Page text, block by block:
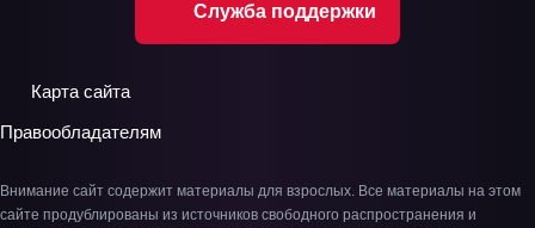
Служба поддержки
Карта сайта
Правообладателям
Внимание сайт содержит материалы для взрослых. Все материалы на этом
сайте продублированы из источников свободного распространения и